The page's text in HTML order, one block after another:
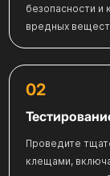
безопасности и
вредных
02
Проведите
клещами,